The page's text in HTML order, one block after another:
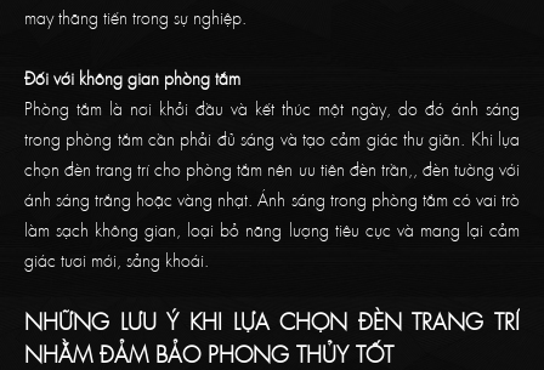
may thăng tiến trong sự nghiệp.
Đối với không gian phòng tắm
Phòng tắm là nơi khởi đầu và kết thúc một ngày, do đó ánh sáng
trong phòng tắm cần phải đủ sáng và tạo cảm giác thư giãn. Khi lựa
chọn đèn trang trí cho phòng tắm nên ưu tiên đèn trần,, đèn tường với
ánh sáng trắng hoặc vàng nhạt. Ánh sáng trong phòng tắm có vai trò
làm sạch không gian, loại bỏ năng lượng tiêu cực và mang lại cảm
giác tươi mới, sảng khoái.
NHỮNG LƯU Ý KHI LỰA CHỌN ĐÈN TRANG TRÍ
NHẰM ĐẢM BẢO PHONG THỦY TỐT